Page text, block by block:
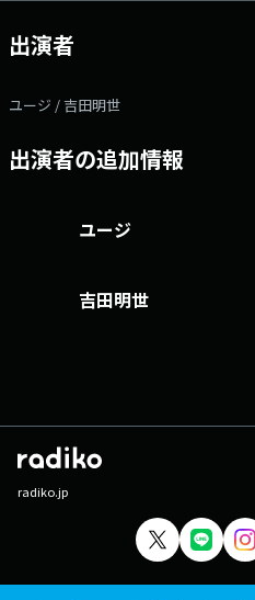
出演者
ユージ / 吉田明世
出演者の追加情報
ユージ
吉田明世
radiko.jp